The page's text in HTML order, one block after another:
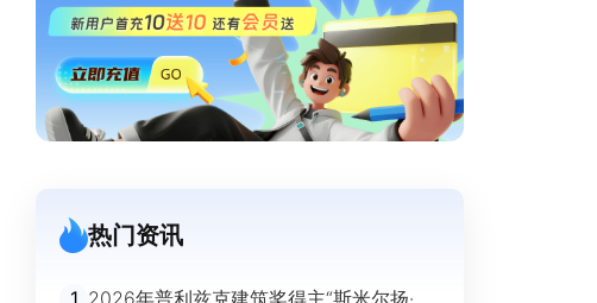
热门资讯
1 2026年普利兹克建筑奖得主“斯米尔扬·拉